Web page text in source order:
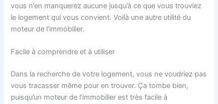
vous n’en manquerez aucune jusqu’à ce que vous trouviez
le logement qui vous convient. Voilà une autre utilité du
moteur de l’immobilier.
Facile à comprendre et à utiliser
Dans la recherche de votre logement, vous ne voudriez pas
vous tracasser même pour en trouver. Ça tombe bien,
puisqu’un moteur de l’immobilier est très facile à